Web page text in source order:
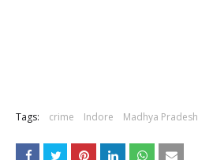
Tags: crime Indore Madhya Pradesh